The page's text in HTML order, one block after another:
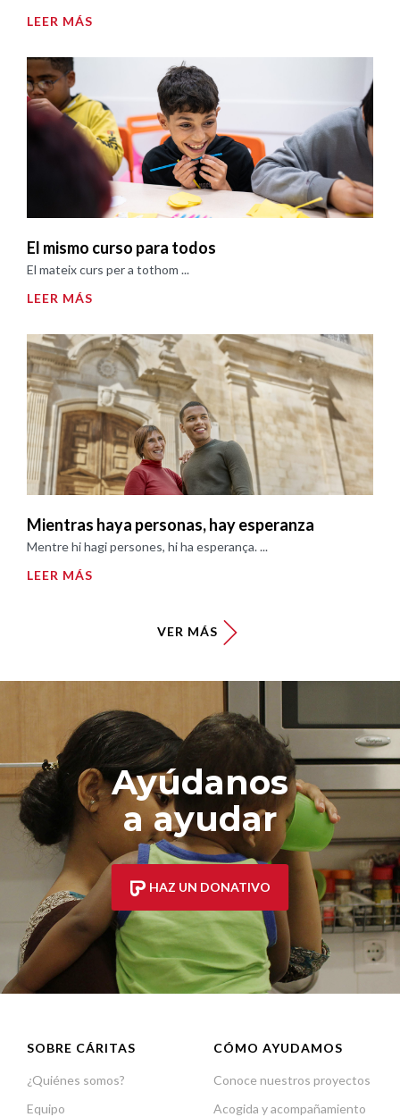
LEER MÁS
El mismo curso para todos
El mateix curs per a tothom ...
LEER MÁS
Mientras haya personas, hay esperanza
Mentre hi hagi persones, hi ha esperança. ...
LEER MÁS
VER MÁS
Ayúdanos
a ayudar
HAZ UN DONATIVO
SOBRE CÁRITAS
¿Quiénes somos?
Equipo
CÓMO AYUDAMOS
Conoce nuestros proyectos
Acogida y acompañamiento